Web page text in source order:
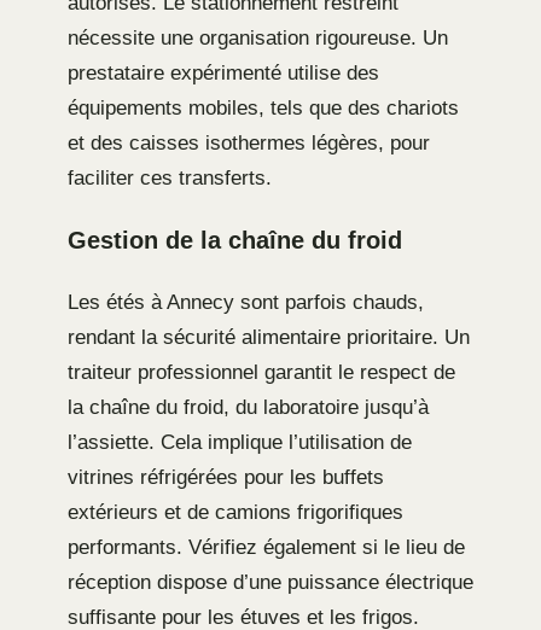
nécessite une organisation rigoureuse. Un
prestataire expérimenté utilise des
équipements mobiles, tels que des chariots
et des caisses isothermes légères, pour
faciliter ces transferts.
Gestion de la chaîne du froid
Les étés à Annecy sont parfois chauds,
rendant la sécurité alimentaire prioritaire. Un
traiteur professionnel garantit le respect de
la chaîne du froid, du laboratoire jusqu’à
l’assiette. Cela implique l’utilisation de
vitrines réfrigérées pour les buffets
extérieurs et de camions frigorifiques
performants. Vérifiez également si le lieu de
réception dispose d’une puissance électrique
suffisante pour les étuves et les frigos.